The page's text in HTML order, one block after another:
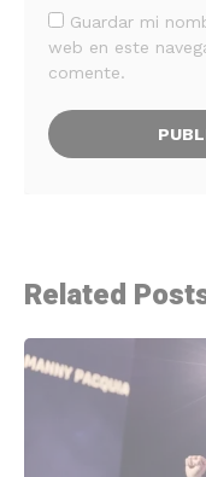
Guardar mi
web en este
comente.
Related